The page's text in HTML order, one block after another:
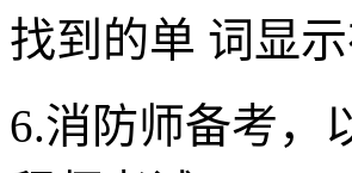
找到的单 词显
6.消防师备考，